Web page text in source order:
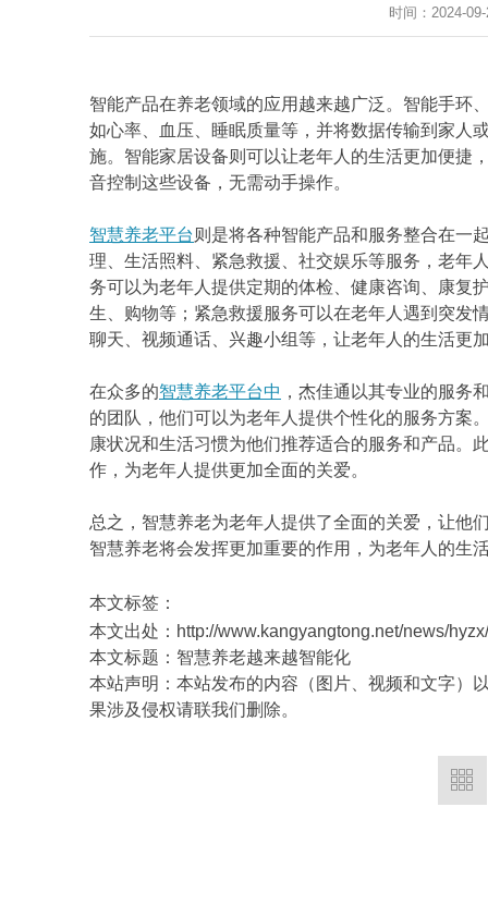
时间：2024-
智能产品在养老领域的应用越来越广泛。智能手环
如心率、血压、睡眠质量等，并将数据传输到家人
施。智能家居设备则可以让老年人的生活更加便捷
音控制这些设备，无需动手操作。
智慧养老平台 则是将各种智能产品和服务整合在一
理、生活照料、紧急救援、社交娱乐等服务，老年
务可以为老年人提供定期的体检、健康咨询、康复
生、购物等；紧急救援服务可以在老年人遇到突发
聊天、视频通话、兴趣小组等，让老年人的生活更
在众多的智慧养老平台中 ，杰佳通以其专业的服务
的团队，他们可以为老年人提供个性化的服务方案
康状况和生活习惯为他们推荐适合的服务和产品。
作，为老年人提供更加全面的关爱。
总之，智慧养老为老年人提供了全面的关爱，让他
智慧养老将会发挥更加重要的作用，为老年人的生
本文标签：
本文出处：http://www.kangyangtong.net/news/
本文标题：智慧养老越来越智能化
本站声明：本站发布的内容（图片、视频和文字）
果涉及侵权请联我们删除。